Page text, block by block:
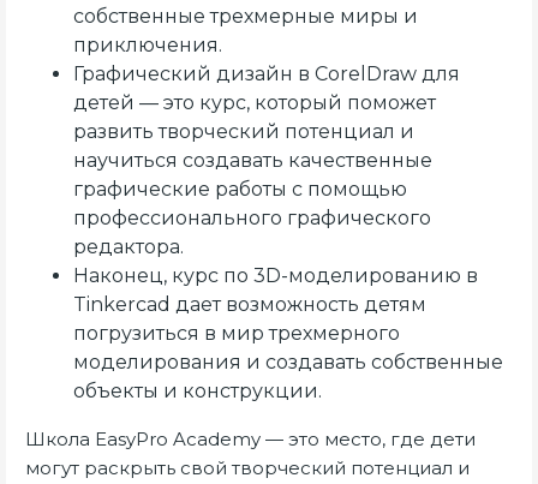
собственные трехмерные миры и
приключения.
Графический дизайн в CorelDraw для
детей — это курс, который поможет
развить творческий потенциал и
научиться создавать качественные
графические работы с помощью
профессионального графического
редактора.
Наконец, курс по 3D-моделированию в
Tinkercad дает возможность детям
погрузиться в мир трехмерного
моделирования и создавать собственные
объекты и конструкции.
Школа EasyPro Academy — это место, где дети
могут раскрыть свой творческий потенциал и